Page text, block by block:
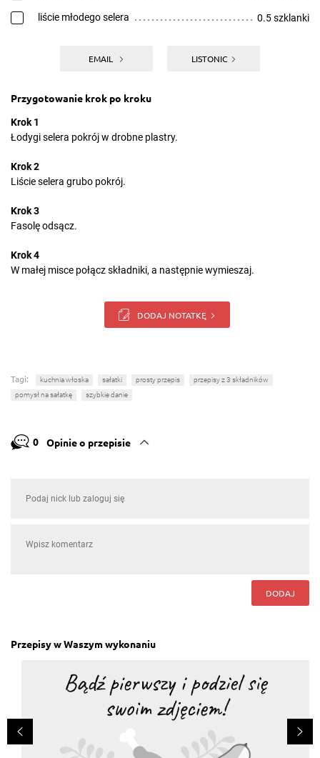
liście młodego selera 0.5 szklanki
EMAIL LISTONIC
Przygotowanie krok po kroku
Krok 1
Łodygi selera pokrój w drobne plastry.
Krok 2
Liście selera grubo pokrój.
Krok 3
Fasolę odsącz.
Krok 4
W małej misce połącz składniki, a następnie wymieszaj.
DODAJ NOTATKĘ
Tagi: kuchnia włoska sałatki prosty przepis
przepisy z 3 składników
pomysł na sałatkę
szybkie danie
0 Opinie o przepisie
DODAJ
Przepisy w Waszym wykonaniu